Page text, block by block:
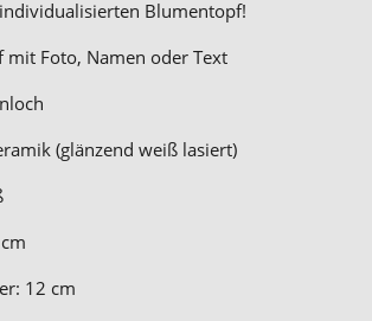
Blumentopf!
mit Foto, Namen oder Text
(glänzend weiß lasiert)
12 cm